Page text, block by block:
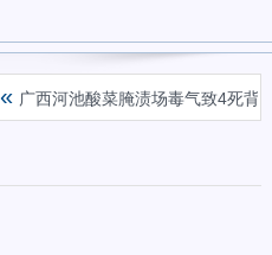
广西河池酸菜腌渍场毒气致4死背后